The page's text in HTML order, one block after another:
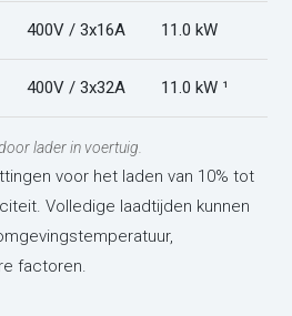
400V / 3x16A 11.0 kW
400V / 3x32A 11.0 kW ¹
lader in voertuig.
voor het laden van 10% tot
Volledige laadtijden kunnen
factoren.